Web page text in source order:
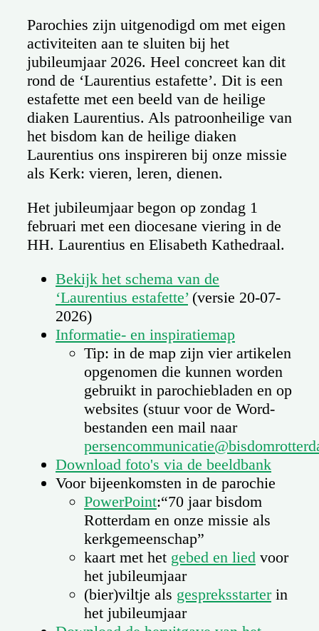
Parochies zijn uitgenodigd om met eigen
activiteiten aan te sluiten bij het
jubileumjaar 2026. Heel concreet kan dit
rond de ‘Laurentius estafette’. Dit is een
estafette met een beeld van de heilige
diaken Laurentius. Als patroonheilige van
het bisdom kan de heilige diaken
Laurentius ons inspireren bij onze missie
als Kerk: vieren, leren, dienen.
Het jubileumjaar begon op zondag 1
februari met een diocesane viering in de
HH. Laurentius en Elisabeth Kathedraal.
Bekijk het schema van de
‘Laurentius estafette’(versie 20-07-
2026)
Informatie- en inspiratiemap
Tip: in de map zijn vier artikelen
opgenomen die kunnen worden
gebruikt in parochiebladen en op
websites (stuur voor de Word-
bestanden een mail naar
Download foto's via de beeldbank
Voor bijeenkomsten in de parochie
PowerPoint:“70 jaar bisdom
Rotterdam en onze missie als
kerkgemeenschap”
kaart met het gebed en liedvoor
het jubileumjaar
(bier)viltje als gespreksstarterin
het jubileumjaar